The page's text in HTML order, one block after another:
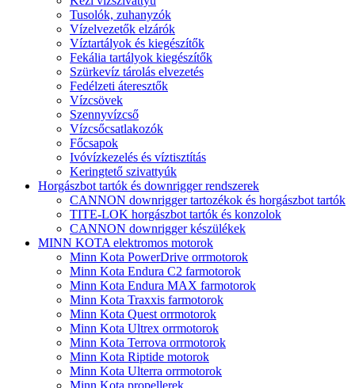
Tusolók, zuhanyzók
Vízelvezetők elzárók
Víztartályok és kiegészítők
Fekália tartályok kiegészítők
Szürkevíz tárolás elvezetés
Fedélzeti áteresztők
Vízcsövek
Szennyvízcső
Vízcsőcsatlakozók
Főcsapok
Ivóvízkezelés és víztisztítás
Keringtető szivattyúk
Horgászbot tartók és downrigger rendszerek
CANNON downrigger tartozékok és horgászbot tartók
TITE-LOK horgászbot tartók és konzolok
CANNON downrigger készülékek
MINN KOTA elektromos motorok
Minn Kota PowerDrive orrmotorok
Minn Kota Endura C2 farmotorok
Minn Kota Endura MAX farmotorok
Minn Kota Traxxis farmotorok
Minn Kota Quest orrmotorok
Minn Kota Ultrex orrmotorok
Minn Kota Terrova orrmotorok
Minn Kota Riptide motorok
Minn Kota Ulterra orrmotorok
Minn Kota propellerek